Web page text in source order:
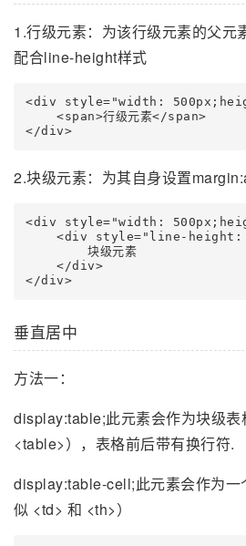
1.行级元素：为该行级元素的父
配合line-height样式
<div style="width:
    <span>行级元素</span>
</div>
2.块级元素：为其自身设置
<div style="width:
<div style="line-
        块级元素
    </div>
</div>
垂直居中
方法一：
display:table;此元素会作为块级表
<table>），表格前后带有换行符.
display:table-cell;此元素会作为一
似 <td> 和 <th>）